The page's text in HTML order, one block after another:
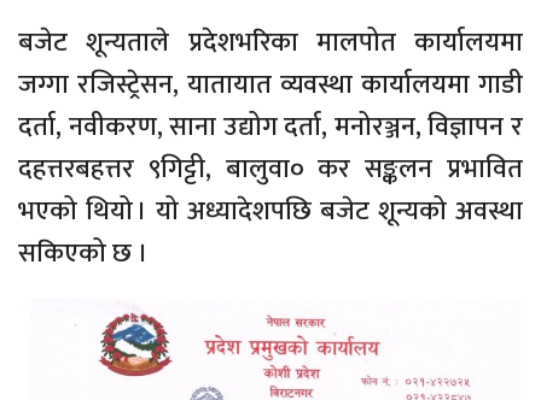
बजेट शून्यताले प्रदेशभरिका मालपोत कार्यालयमा
जग्गा रजिस्ट्रेसन, यातायात व्यवस्था कार्यालयमा गाडी
दर्ता, नवीकरण, साना उद्योग दर्ता, मनोरञ्जन, विज्ञापन र
दहत्तरबहत्तर ९गिट्टी, बालुवा० कर सङ्कलन प्रभावित
भएको थियो । यो अध्यादेशपछि बजेट शून्यको अवस्था
सकिएको छ ।